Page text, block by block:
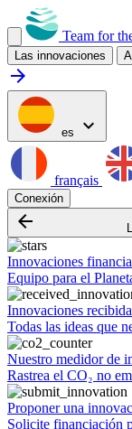
Team for
Las innovaciones
arrow_forward
es expand_more
français
Conexión
arrow_backward
Innovaciones
Equipo para el
Innovaciones
Todas las ideas que
Nuestro medidor de
Rastrea el CO₂ no
Proponer una
Solicite financiación